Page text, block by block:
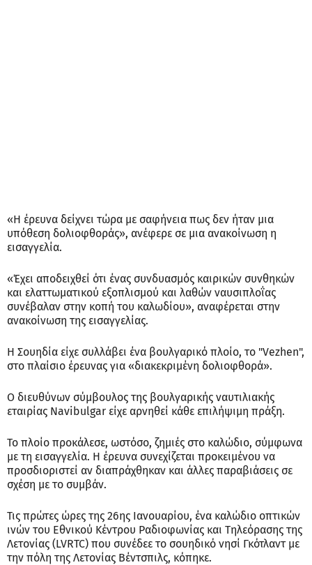
«Η έρευνα δείχνει τώρα με σαφήνεια πως δεν ήταν μια
υπόθεση δολιοφθοράς», ανέφερε σε μια ανακοίνωση η
εισαγγελία.
«Έχει αποδειχθεί ότι ένας συνδυασμός καιρικών συνθηκών
και ελαττωματικού εξοπλισμού και λαθών ναυσιπλοΐας
συνέβαλαν στην κοπή του καλωδίου», αναφέρεται στην
ανακοίνωση της εισαγγελίας.
Η Σουηδία είχε συλλάβει ένα βουλγαρικό πλοίο, το "Vezhen",
στο πλαίσιο έρευνας για «διακεκριμένη δολιοφθορά».
Ο διευθύνων σύμβουλος της βουλγαρικής ναυτιλιακής
εταιρίας Navibulgar είχε αρνηθεί κάθε επιλήψιμη πράξη.
Το πλοίο προκάλεσε, ωστόσο, ζημιές στο καλώδιο, σύμφωνα
με τη εισαγγελία. Η έρευνα συνεχίζεται προκειμένου να
προσδιοριστεί αν διαπράχθηκαν και άλλες παραβιάσεις σε
σχέση με το συμβάν.
Τις πρώτες ώρες της 26ης Ιανουαρίου, ένα καλώδιο οπτικών
ινών του Εθνικού Κέντρου Ραδιοφωνίας και Τηλεόρασης της
Λετονίας (LVRTC) που συνέδεε το σουηδικό νησί Γκότλαντ με
την πόλη της Λετονίας Βέντσπιλς, κόπηκε.